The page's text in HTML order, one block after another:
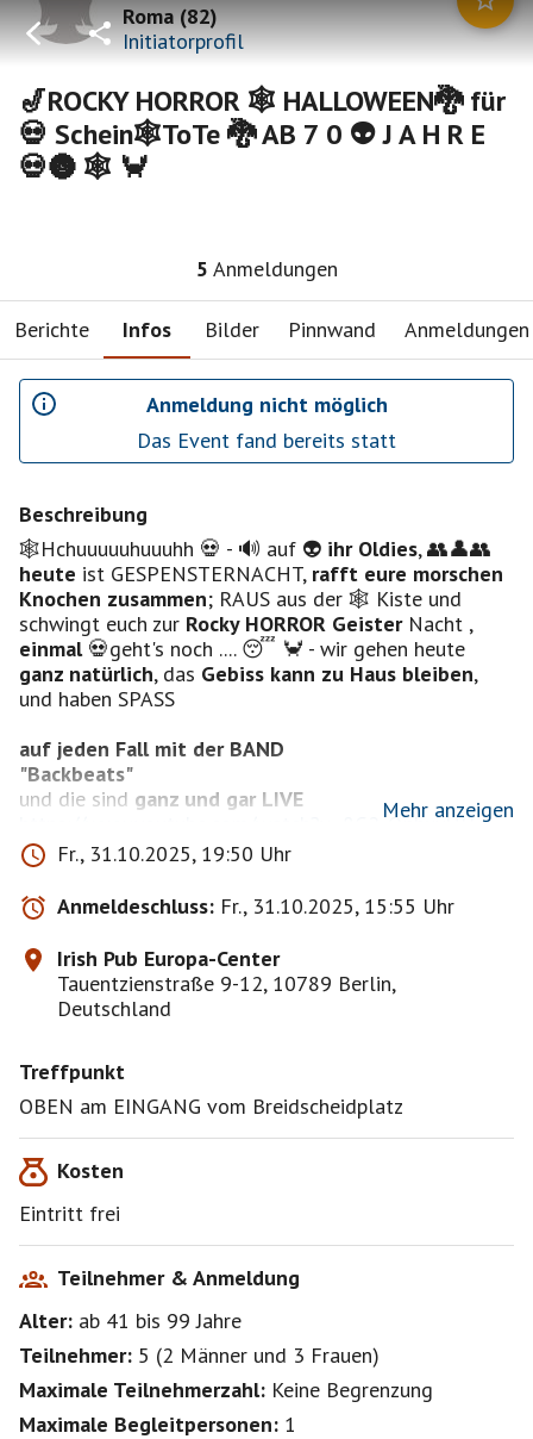
Roma(82)
Initiatorprofil
🎷ROCKY HORROR 🕸 HALLOWEEN🐉 für
💀 Schein🕸ToTe 🐉 AB 7 0 👽 J A H R E
💀🌚 🕸 🦀
5 Anmeldungen
Berichte Infos Bilder Pinnwand Anmeldungen
Anmeldung nicht möglich
Das Event fand bereits statt
Beschreibung
🕸Hchuuuuuhuuuhh 💀 - 🔊 auf 👽 ihr Oldies, 👥👤👥
heute ist GESPENSTERNACHT, rafft eure morschen
Knochen zusammen; RAUS aus der 🕸 Kiste und
schwingt euch zur Rocky HORROR GeisterNacht ,
einmal💀geht's noch .... 😴 🦀 - wir gehen heute
ganz natürlich, das Gebiss kann zu Haus bleiben,
und haben SPASS
auf jeden Fall mit der BAND
"Backbeats"
und die sind ganz und gar LIVE
https://www.youtube.com/watch?v=8G2_QnhxyHU
🕸
Kostümieren
müssen wir uns ja nicht - 🔊 wir
haben schon alles -
grässliche Falten,
Spinnweben weiß der Teufel wo überall ....
- heute SIND WIR VON NATUR AUS HIPP, können ganz
Berliner Nächte -
Falls ihr ohne die über lange Jahre gewohnte
aufgezählten NATÜRLICHEN Schönheiten
🦀An der ALTERSBEGRENZUNGsolllt ihr nicht
scheitern.Wer zu jung ist, EINFACH EINE
Sollte es uns hier als Oldies nichtfeurig fetzig
genug sein,weiß ich, wohin wir Greise
dann zu einem anderen EVENT
weiterziehen könnten.
Mehr anzeigen
Fr., 31.10.2025, 19:50 Uhr
Anmeldeschluss: Fr., 31.10.2025, 15:55 Uhr
Irish Pub Europa-Center
Tauentzienstraße 9-12, 10789 Berlin,
Deutschland
Treffpunkt
OBEN am EINGANG vom Breidscheidplatz
Kosten
Eintritt frei
Teilnehmer & Anmeldung
Alter: ab 41 bis 99Jahre
Teilnehmer: 5 (2 Männer und 3 Frauen)
Maximale Teilnehmerzahl: Keine Begrenzung
Maximale Begleitpersonen: 1